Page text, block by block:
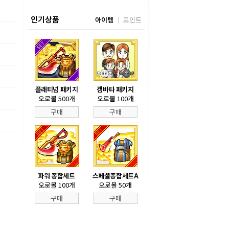
인기상품 아이템 포인트
플래티넘 패키지
오로볼 500개
구매
겜바타 패키지
오로볼 100개
구매
파워 종합세트
오로볼 100개
구매
스페셜종합세트A
오로볼 50개
구매